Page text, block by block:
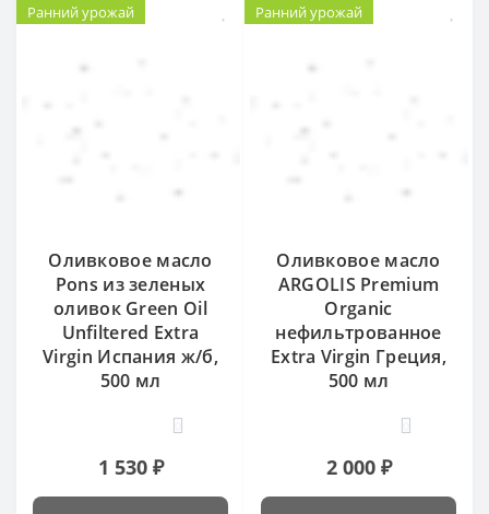
Ранний урожай
Оливковое масло
Pons из зеленых
оливок Green Oil
Unfiltered Extra
Virgin Испания ж/б,
500 мл
1 530 ₽
Ранний урожай
Оливковое масло
ARGOLIS Premium
Organic
нефильтрованное
Extra Virgin Греция,
500 мл
2 000 ₽